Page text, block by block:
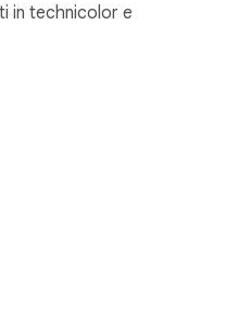
in technicolor e